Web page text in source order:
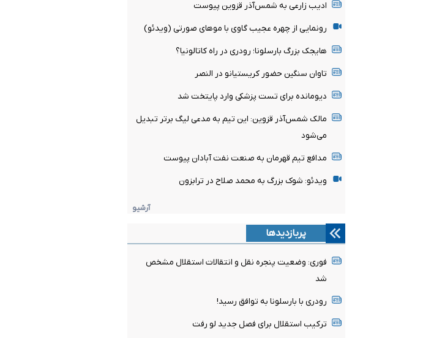
ادیب زارعی به شمس‌آذر قزوین پیوست
رونمایی از چهره عجیب گاوی با موهای صورتی (ویدئو)
هایجک بزرگ بارسلونا؛ رودری در راه کاتالونیا؟
تاوان سنگین حضور کریستیانو در النصر
دیومانده برای تست پزشکی وارد پایتخت شد
مالک شمس‌آذر قزوین: این تیم به مدعی لیگ برتر تبدیل
می‌شود
مدافع تیم قهرمان به صنعت نفت آبادان پیوست
ویدئو: شوک بزرگ به محمد صلاح در ترابزون
آرشیو
پربازدیدها
فوری: وضعیت پنجره نقل و انتقالات استقلال مشخص
شد
رودری با بارسلونا به توافق رسید!
ترکیب استقلال برای فصل جدید لو رفت